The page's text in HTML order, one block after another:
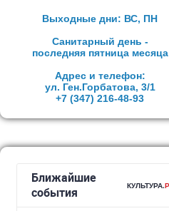
Выходные дни: ВС, ПН
Санитарный день -
последняя пятница месяца
Адрес и телефон:
ул. Ген.Горбатова, 3/1
+7 (347) 216-48-93